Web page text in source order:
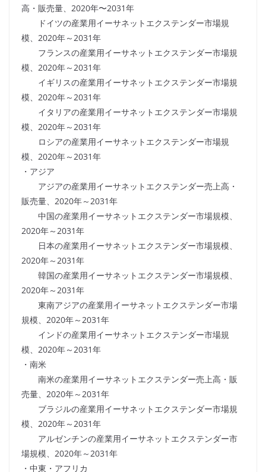
高・販売量、2020年〜2031年
ドイツの産業用イーサネットエクステンダー市場規
模、2020年～2031年
フランスの産業用イーサネットエクステンダー市場規
模、2020年～2031年
イギリスの産業用イーサネットエクステンダー市場規
模、2020年～2031年
イタリアの産業用イーサネットエクステンダー市場規
模、2020年～2031年
ロシアの産業用イーサネットエクステンダー市場規
模、2020年～2031年
・アジア
アジアの産業用イーサネットエクステンダー売上高・
販売量、2020年～2031年
中国の産業用イーサネットエクステンダー市場規模、
2020年～2031年
日本の産業用イーサネットエクステンダー市場規模、
2020年～2031年
韓国の産業用イーサネットエクステンダー市場規模、
2020年～2031年
東南アジアの産業用イーサネットエクステンダー市場
規模、2020年～2031年
インドの産業用イーサネットエクステンダー市場規
模、2020年～2031年
・南米
南米の産業用イーサネットエクステンダー売上高・販
売量、2020年～2031年
ブラジルの産業用イーサネットエクステンダー市場規
模、2020年～2031年
アルゼンチンの産業用イーサネットエクステンダー市
場規模、2020年～2031年
・中東・アフリカ